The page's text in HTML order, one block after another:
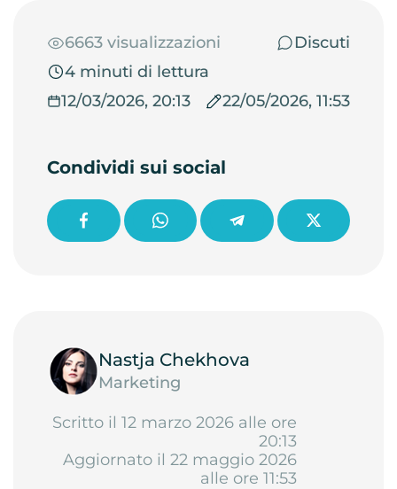
6663 visualizzazioni
Discuti
4 minuti di lettura
12/03/2026, 20:13
22/05/2026, 11:53
Condividi sui social
Nastja Chekhova
Marketing
Scritto il 12 marzo 2026 alle ore
20:13
Aggiornato il 22 maggio 2026
alle ore 11:53